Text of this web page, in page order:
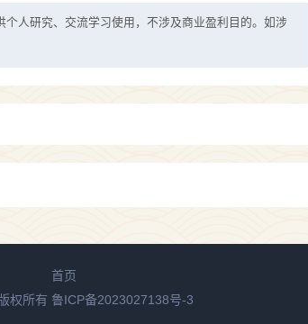
人研究、交流学习使用，不涉及商业盈利目的。如涉
首页
权所有 鲁ICP备2023027138号-3